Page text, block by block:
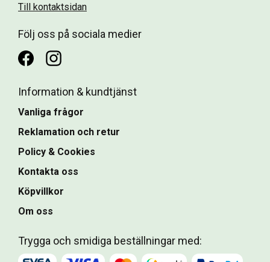
Till kontaktsidan
Följ oss på sociala medier
Information & kundtjänst
Vanliga frågor
Reklamation och retur
Policy & Cookies
Kontakta oss
Köpvillkor
Om oss
Trygga och smidiga beställningar med: